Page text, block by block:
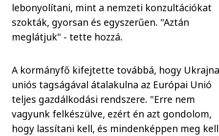
lebonyolítani, mint a nemzeti konzultációkat
szokták, gyorsan és egyszerűen. "Aztán
meglátjuk" - tette hozzá.
A kormányfő kifejtette továbbá, hogy
uniós tagságával átalakulna az Európai Unió
teljes gazdálkodási rendszere. "Erre nem
vagyunk felkészülve, ezért én azt gondolom,
hogy lassítani kell, és mindenképpen meg kell